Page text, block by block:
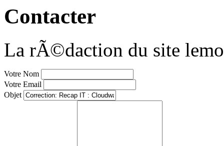
Contacter
La rÃ©daction du site
Votre Nom
Votre Email
Objet